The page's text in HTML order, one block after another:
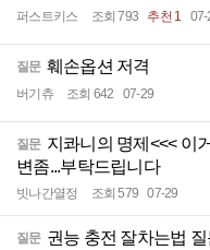
퍼스트키스 조회 793 추천 1 07-
질문 훼손옵션 저격
버기츄 조회 642 07-29
질문 지콰니의 명제<<< 이
변좀...부탁드립니다
빗나간열정 조회 579 07-29
질문 권능 충전 잘차는법